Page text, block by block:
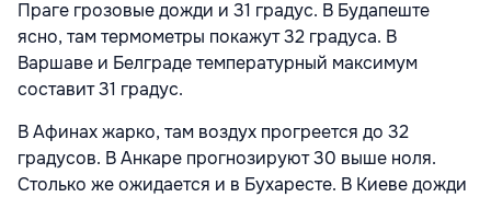
Праге грозовые дожди и 31 градус. В Будапеште
ясно, там термометры покажут 32 градуса. В
Варшаве и Белграде температурный максимум
составит 31 градус.
В Афинах жарко, там воздух прогреется до 32
градусов. В Анкаре прогнозируют 30 выше ноля.
Столько же ожидается и в Бухаресте. В Киеве дожди